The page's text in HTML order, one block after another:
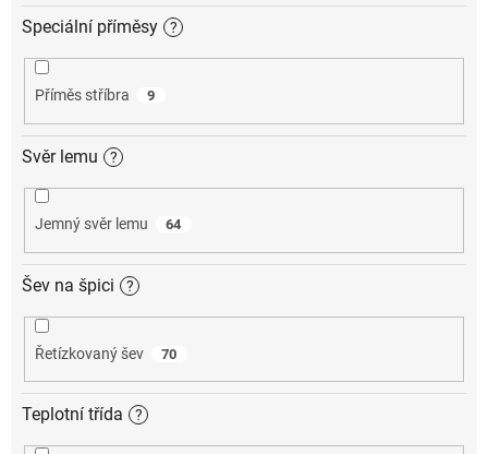
Speciální příměsy ?
Příměs stříbra 9
Svěr lemu ?
Jemný svěr lemu 64
Šev na špici ?
Řetízkovaný šev 70
Teplotní třída ?